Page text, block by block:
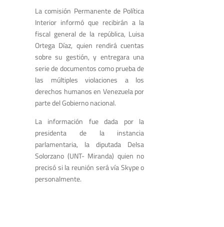
La comisión Permanente de Política
Interior informó que recibirán a la
fiscal general de la república, Luisa
Ortega Díaz, quien rendirá cuentas
sobre su gestión, y entregara una
serie de documentos como prueba de
las múltiples violaciones a los
derechos humanos en Venezuela por
parte del Gobierno nacional.
La información fue dada por la
presidenta de la instancia
parlamentaria, la diputada Delsa
Solorzano (UNT- Miranda) quien no
precisó si la reunión será vía Skype o
personalmente.